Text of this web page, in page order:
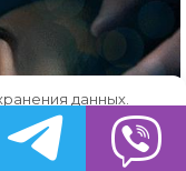
данных.
свое согласие на
OK